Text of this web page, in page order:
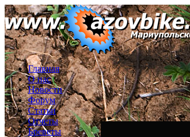
Главная
О нас
Новости
Форум
Статьи
Отчеты
Бреветы